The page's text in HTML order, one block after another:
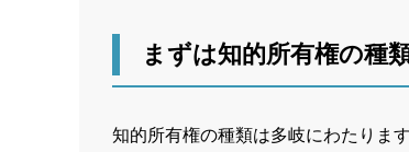
まずは知的所有権の種
知的所有権の種類は多岐にわたりま